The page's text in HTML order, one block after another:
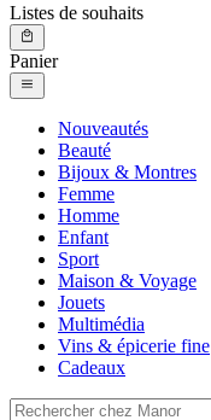
Listes de souhaits
Panier
Nouveautés
Beauté
Bijoux & Montres
Femme
Homme
Enfant
Sport
Maison & Voyage
Jouets
Multimédia
Vins & épicerie fine
Cadeaux